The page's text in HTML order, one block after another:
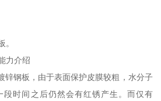
。
力介绍
锌钢板，由于表面保护皮膜较粗，水分子
段时间之后仍然会有红锈产生。而仅有